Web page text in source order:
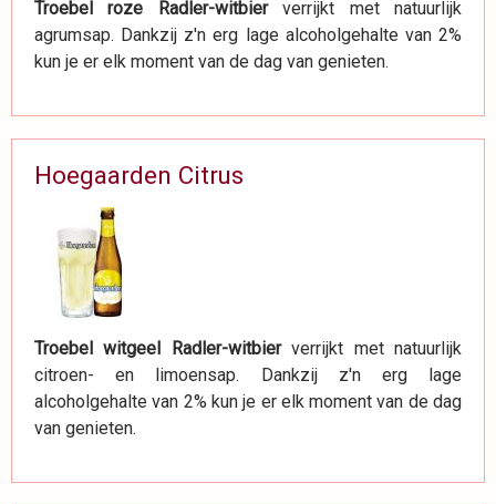
Troebel roze Radler-witbierverrijkt met natuurlijk
agrumsap. Dankzij z'n erg lage alcoholgehalte van 2%
kun je er elk moment van de dag van genieten.
Hoegaarden Citrus
Troebel witgeel Radler-witbierverrijkt met natuurlijk
citroen- en limoensap. Dankzij z'n erg lage
alcoholgehalte van 2% kun je er elk moment van de dag
van genieten.